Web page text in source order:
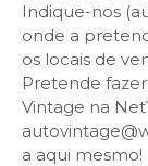
Indique-nos
onde a
os locais de
Pretende fazer
Vintage na
a aqui mesmo!